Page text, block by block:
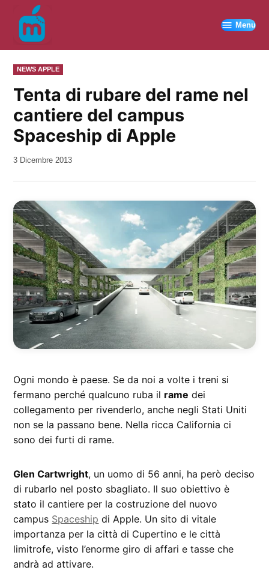
contenuto
Menu
PUBBLICATO
IN
NEWS APPLE
Tenta di rubare del rame nel
cantiere del campus
Spaceship di Apple
da
3 Dicembre 2013
Ogni mondo è paese. Se da noi a volte i treni si
fermano perché qualcuno ruba il rame dei
collegamento per rivenderlo, anche negli Stati Uniti
non se la passano bene. Nella ricca California ci
sono dei furti di rame.
Glen Cartwright, un uomo di 56 anni, ha però deciso
di rubarlo nel posto sbagliato. Il suo obiettivo è
stato il cantiere per la costruzione del nuovo
campus Spaceship di Apple. Un sito di vitale
importanza per la città di Cupertino e le città
limitrofe, visto l’enorme giro di affari e tasse che
andrà ad attivare.